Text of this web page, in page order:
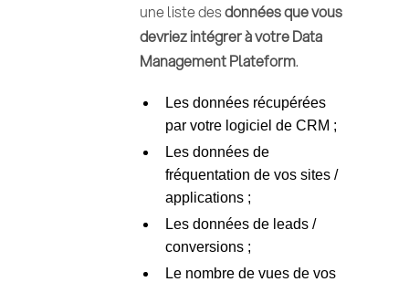
une liste desdonnées que vous
devriez intégrer à votre Data
Management Plateform.
Les données récupérées
par votre logiciel de CRM ;
Les données de
fréquentation de vos sites /
applications ;
Les données de leads /
conversions ;
Le nombre de vues de vos